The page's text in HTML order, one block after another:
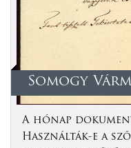
Somogy
A hónap
Használták-e a